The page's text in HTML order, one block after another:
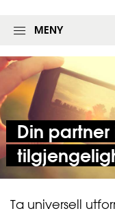
MENY
Din
Ta universell